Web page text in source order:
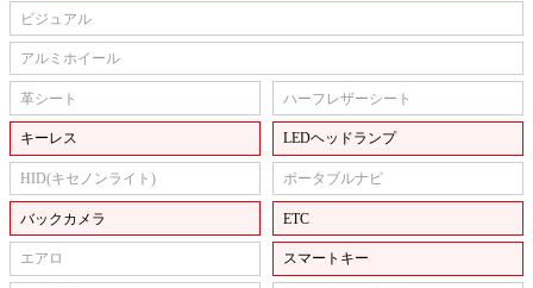
ビジュアル
アルミホイール
革シート ハーフレザーシート
キーレス LEDヘッドランプ
HID(キセノンライト) ポータブルナビ
バックカメラ ETC
エアロ スマートキー